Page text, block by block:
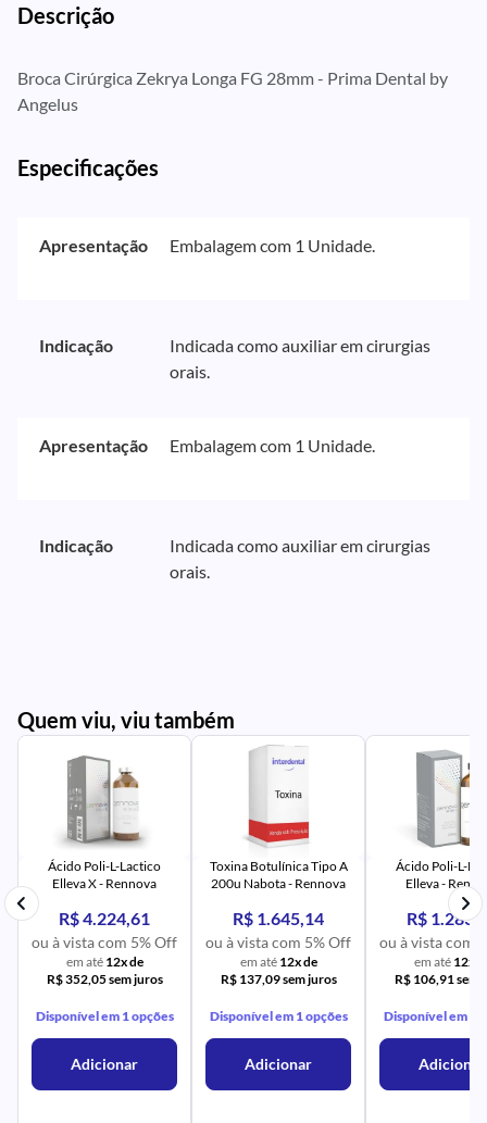
Descrição
Broca Cirúrgica Zekrya Longa FG 28mm - Prima Dental by
Angelus
Especificações
Apresentação Embalagem com 1 Unidade.
Indicação
Indicada como auxiliar em cirurgias
orais.
Apresentação Embalagem com 1 Unidade.
Indicação
Indicada como auxiliar em cirurgias
orais.
Quem viu, viu também
UR
Ácido Poli-L-Lactico
Elleva X - Rennova
R$ 4.224,61
ou à vista com 5% Off
em até 12x de
R$ 352,05 sem juros
Disponível em 1 opções
Adicionar
Toxina Botulínica Tipo A
200u Nabota - Rennova
R$ 1.645,14
ou à vista com 5% Off
em até 12x de
R$ 137,09 sem juros
Disponível em 1 opções
Adicionar
UR
Ácido Poli-L-
Elleva -
R$
ou à vista com
em até 12x
R$ 106,91 sem
Disponível em 1
Adicionar